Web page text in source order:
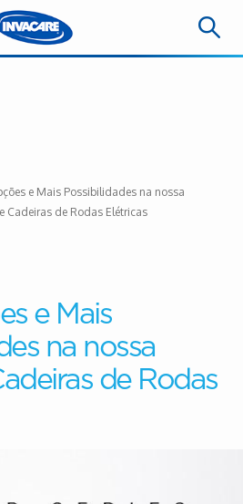
e Mais Possibilidades na nossa
Cadeiras de Rodas Elétricas
e Mais
na nossa
de Rodas